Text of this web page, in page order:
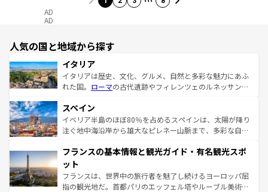
AD
AD
人気の国と地域から探す
イタリア
イタリアは歴史、文化、グルメ、自然と多彩な魅力にあふ
れた国。 ローマの古代遺跡やフィレンツェのルネッサンス
ろん、トスカーナの美しい田園風景やアマルフィ海岸の絶
景など、自然景観も見逃せない。観光の合間には、本場の
ピザやパスタなど、絶品のイタリア料理を堪能することも
ませてくれるイタリアで、忘れられない旅をしてみよう！
なお、新着のイタリア情報は
しい。
スペイン
イベリア半島のほぼ80％を占めるスペインは、太陽が降り
注ぐ地中海沿岸から雄大なピレネー山脈まで、多彩な自然
文化が根付くこの国では、情熱的なフラメンコ、熱気あふ
れる闘牛、そして美味しいタパスが生活の一部となってい
る。首都マドリードの洗練された雰囲気や、バルセロナの
アートに溢れた街角から、地方では古代ローマ遺跡や中世
フランスの基本情報と観光ガイド・有名観光スポ
ット
フランスは、世界中の旅行者を魅了し続けるヨーロッパ屈
指の観光地だ。首都パリのエッフェル塔やルーブル美術館